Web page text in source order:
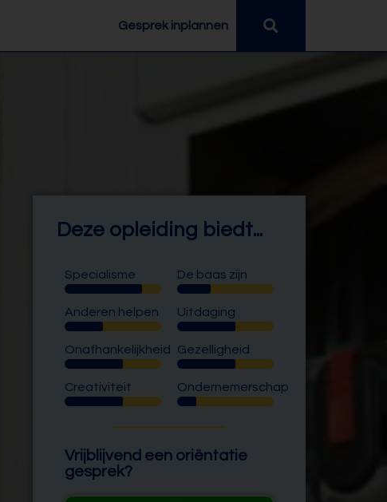
Gesprek inplannen
Deze opleiding biedt...
Specialisme De baas zijn
Anderen helpen Uitdaging
Onafhankelijkheid Gezelligheid
Creativiteit Ondernemerschap
Vrijblijvend een oriëntatie
gesprek?